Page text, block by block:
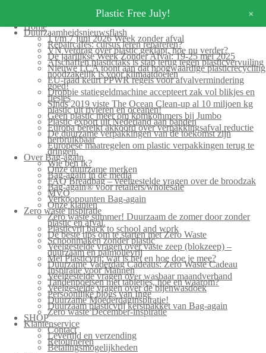
Home
Duurzaamheidsnieuwsflash
1 t/m 7 juni 2026 Week zonder afval
Repaircafés: cursus leren repareren?
VN verdrag over plastic geklapt, hoe nu verder?
De jaarlijkse Week Zonder Afval: 19-25 mei 2025
Afschaffen plastictaks is stap terug tegen plasticvervuiling
Nieuwe LCA toont aan dat hoogwaardige plasticrecycling
noodzakelijk is voor klimaatdoelen
EU-raad keurt PPWR regels voor afvalvermindering
goed!
Droppie statiegeldmachine accepteert zak vol blikjes en
flesjes
Sinds 2019 viste The Ocean Clean-up al 10 miljoen kg
plastic uit rivieren en oceanen!
Geen plastic meer om komkommers bij Jumbo
Plastic export uit Nederland aan banden
Europa bereikt akkoord over verpakkingsafval reductie
De duurzame verpakkingen van de toekomst zijn
herbruikbaar
Europese maatregelen om plastic verpakkingen terug te
dringen.
Over Bag-again
Wie ben ik?
Onze duurzame merken
Bag-again in de media
FAQ Breadbag – veelgestelde vragen over de broodzak
Bag-again® voor retailers/wholesale
MVO
Verkooppunten Bag-again
Onze klanten
Zero waste inspiratie
Zero waste summer! Duurzaam de zomer door zonder
plastic en afval.
Plasticvrij back to school and work
De beste tips om te starten met Zero Waste
Schoonmaken zonder plastic
Veelgestelde vragen over vaste zeep (blokzeep) –
duurzaam en palmolievrij
Mei Plasticvrij: wat is het en hoe doe je mee?
Duurzame Vaderdag Cadeaus: Zero Waste Cadeau
Inspiratie voor Mannen
Veelgestelde vragen over wasbaar maandverband
Tandenpoetsen met tabletjes, hoe en waarom?
Veelgestelde vragen over de bijenwasdoek
Persoonlijke blogs van Inge
Duurzame Moederdaginspiratie!
Duurzaam plasticvrij kerstpakket van Bag-again
Zero waste December-inspiratie
SHOP
Klantenservice
Contact
Levertijd en verzending
Retourneren
Betalingsmogelijkheden
Plastic Free July! +